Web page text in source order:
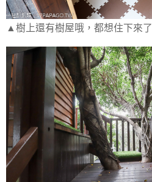
▲樹上還有樹屋哦，都想住下來了